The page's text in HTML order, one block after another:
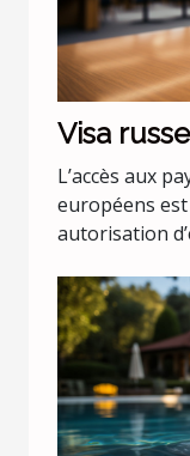
Visa
L’accès aux
européens
autorisation